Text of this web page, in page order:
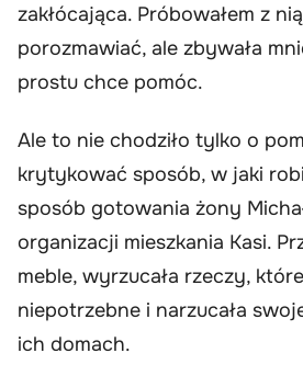
zakłócająca. Próbowałem z
porozmawiać, ale zbywała
prostu chce pomóc.
Ale to nie chodziło tylko o
krytykować sposób, w jaki
sposób gotowania żony
organizacji mieszkania Kasi.
meble, wyrzucała rzeczy,
niepotrzebne i narzucała
ich domach.